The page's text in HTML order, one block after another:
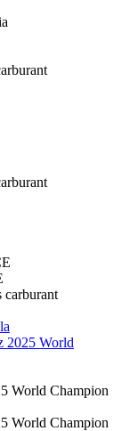
carburant
2025 World
World Champion
World Champion